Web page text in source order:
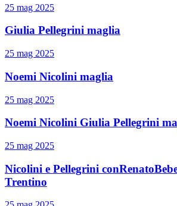
25 mag 2025
Giulia Pellegrini maglia
25 mag 2025
Noemi Nicolini maglia
25 mag 2025
Noemi Nicolini Giulia Pellegrini
25 mag 2025
Nicolini e Pellegrini
Trentino